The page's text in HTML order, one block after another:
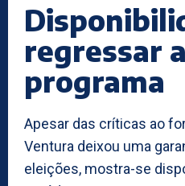
regressar
programa
Apesar das críticas ao
Ventura deixou uma
eleições, mostra-se